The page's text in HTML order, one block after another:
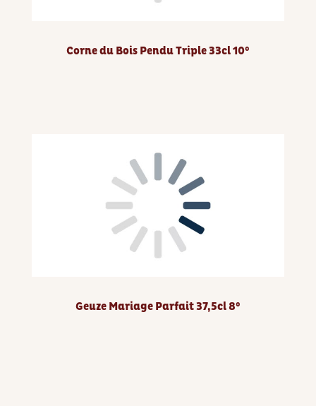
Corne du Bois Pendu Triple 33cl 10°
Geuze Mariage Parfait 37,5cl 8°